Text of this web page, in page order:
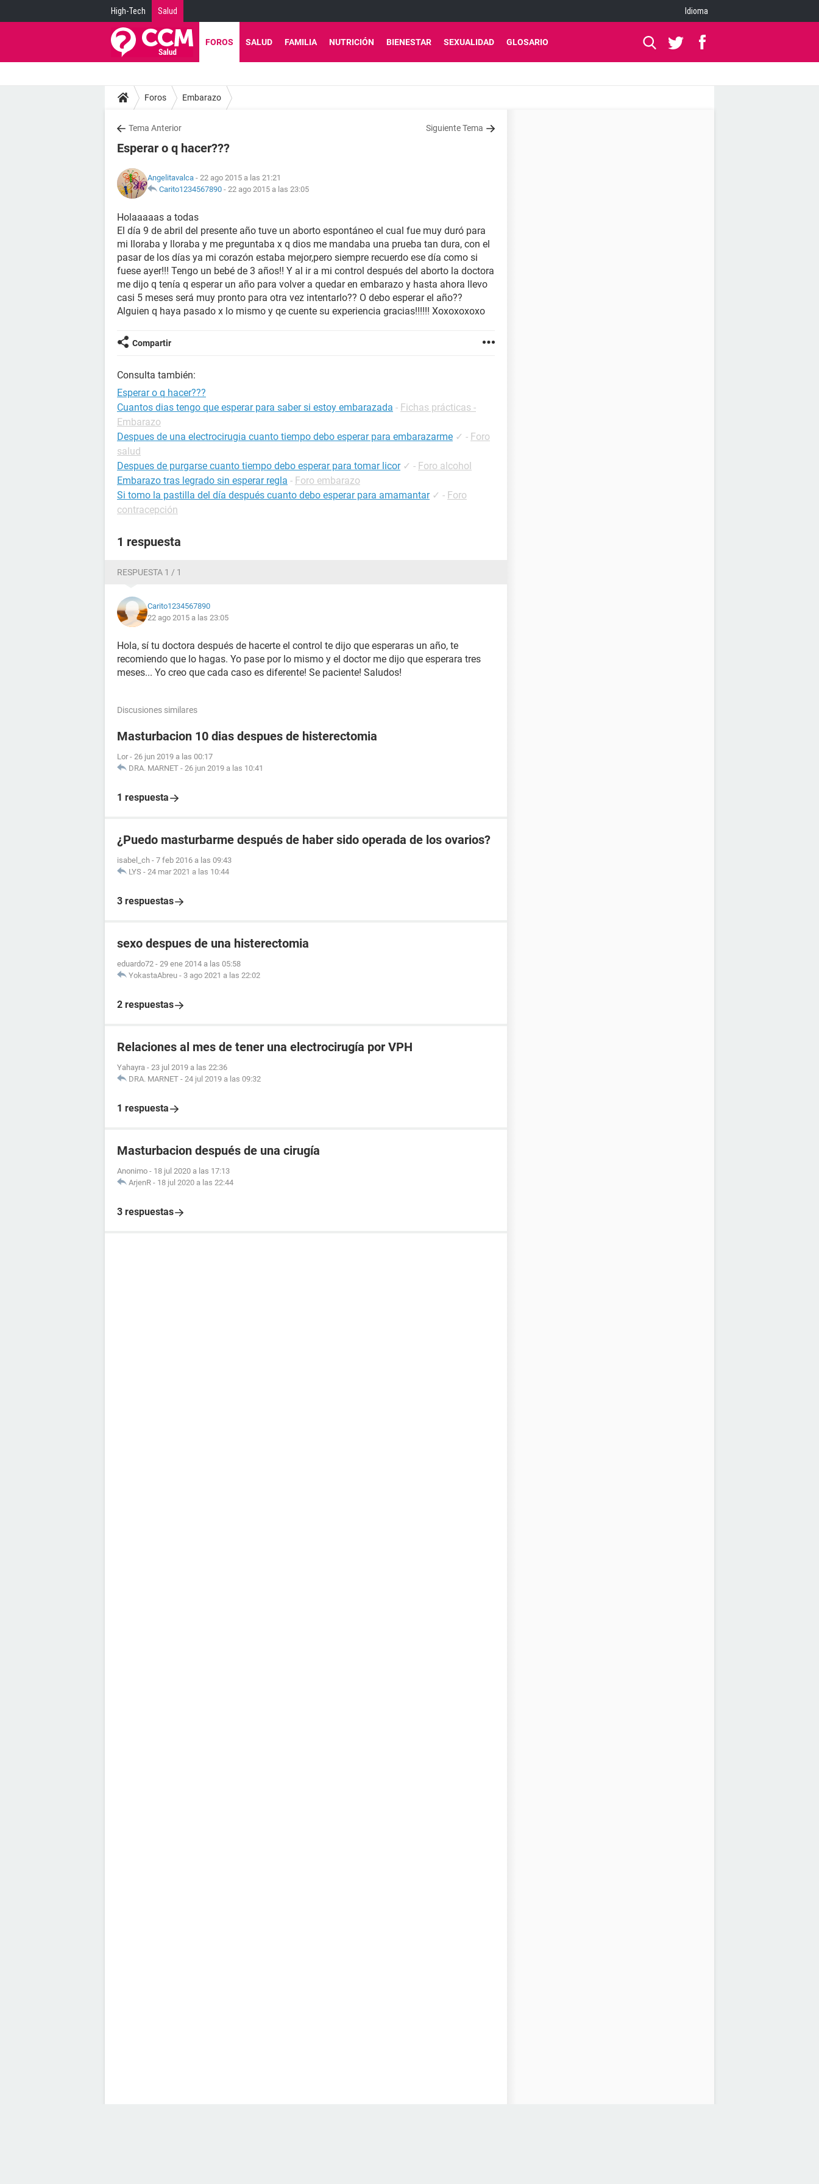
High-Tech Salud Idioma
FOROS SALUD FAMILIA NUTRICIÓN BIENESTAR SEXUALIDAD GLOSARIO
Foros Embarazo
Tema Anterior Siguiente Tema
Esperar o q hacer???
Angelitavalca - 22 ago 2015 a las 21:21
Carito1234567890 - 22 ago 2015 a las 23:05
Holaaaaas a todas
El día 9 de abril del presente año tuve un aborto espontáneo el cual fue muy duró para
mi lloraba y lloraba y me preguntaba x q dios me mandaba una prueba tan dura, con el
pasar de los días ya mi corazón estaba mejor,pero siempre recuerdo ese día como si
fuese ayer!!! Tengo un bebé de 3 años!! Y al ir a mi control después del aborto la doctora
me dijo q tenía q esperar un año para volver a quedar en embarazo y hasta ahora llevo
casi 5 meses será muy pronto para otra vez intentarlo?? O debo esperar el año??
Alguien q haya pasado x lo mismo y qe cuente su experiencia gracias!!!!!! Xoxoxoxoxo
Compartir
Consulta también:
Esperar o q hacer???
Cuantos dias tengo que esperar para saber si estoy embarazada - Fichas prácticas -
Embarazo
Despues de una electrocirugia cuanto tiempo debo esperar para embarazarme ✓ - Foro
salud
Despues de purgarse cuanto tiempo debo esperar para tomar licor ✓ - Foro alcohol
Embarazo tras legrado sin esperar regla - Foro embarazo
Si tomo la pastilla del día después cuanto debo esperar para amamantar ✓ - Foro
contracepción
1 respuesta
RESPUESTA 1 / 1
Carito1234567890
22 ago 2015 a las 23:05
Hola, sí tu doctora después de hacerte el control te dijo que esperaras un año, te
recomiendo que lo hagas. Yo pase por lo mismo y el doctor me dijo que esperara tres
meses... Yo creo que cada caso es diferente! Se paciente! Saludos!
Discusiones similares
Masturbacion 10 dias despues de histerectomia
Lor - 26 jun 2019 a las 00:17
DRA. MARNET - 26 jun 2019 a las 10:41
1 respuesta
¿Puedo masturbarme después de haber sido operada de los ovarios?
isabel_ch - 7 feb 2016 a las 09:43
LYS - 24 mar 2021 a las 10:44
3 respuestas
sexo despues de una histerectomia
eduardo72 - 29 ene 2014 a las 05:58
YokastaAbreu - 3 ago 2021 a las 22:02
2 respuestas
Relaciones al mes de tener una electrocirugía por VPH
Yahayra - 23 jul 2019 a las 22:36
DRA. MARNET - 24 jul 2019 a las 09:32
1 respuesta
Masturbacion después de una cirugía
Anonimo - 18 jul 2020 a las 17:13
ArjenR - 18 jul 2020 a las 22:44
3 respuestas